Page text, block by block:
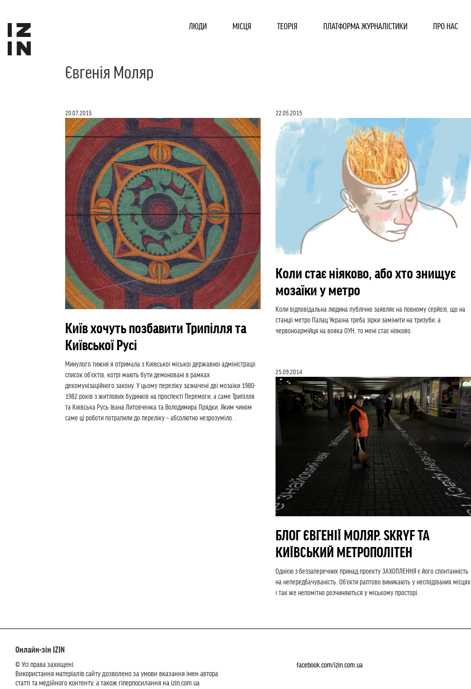
ЛЮДИ МІСЦЯ ТЕОРІЯ ПЛАТФОРМА ЖУРНАЛІСТИКИ ПРО НАС
Євгенія Моляр
20.07.2015
Київ хочуть позбавити Трипілля та
Київської Русі
Минулого тижня я отримала з Київської міської державної адміністрації
список об’єктів, котрі мають бути демоновані в рамках
декомунізаційного закону. У цьому переліку зазначені дві мозаїки 1980-
1982 років з житлових будинків на проспекті Перемоги, а саме Трипілля
та Київська Русь Івана Литовченка та Володимира Прядки. Яким чином
саме ці роботи потрапили до переліку – абсолютно незрозуміло. .
22.05.2015
Коли стає ніяково, або хто знищує
мозаїки у метро
Коли відповідальна людина публічно заявляє на повному серйозі, що на
станції метро Палац Україна треба зірки замінити на тризуби, а
червоноармійця на вояка ОУН, то мені стає ніяково.
25.09.2014
БЛОГ ЄВГЕНІЇ МОЛЯР. SKRYF ТА
КИЇВСЬКИЙ МЕТРОПОЛІТЕН
Однією з беззаперечних принад проекту ЗАХОПЛЕННЯ є його спонтанність
на непередбачуваність. Об’єкти раптово виникають у несподіваних місцях
і так же непомітно розчиняються у міському просторі.
Онлайн-зін IZIN
© Усі права захищені.
Використання матеріалів сайту дозволено за умови вказання імен автора
статті та медійного контенту, а також гіперпосилання на izin.com.ua
facebook.com/izin.com.ua